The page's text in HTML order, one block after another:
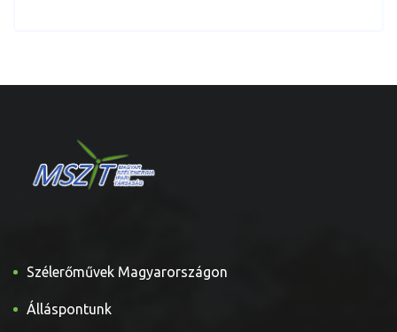
Szélerőművek Magyarországon
Álláspontunk